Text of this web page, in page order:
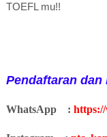
TOEFL mu!!
Pendaftaran
WhatsApp : https://